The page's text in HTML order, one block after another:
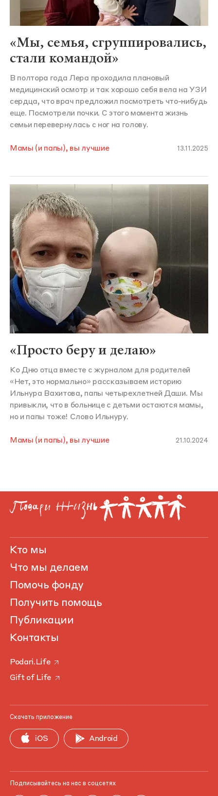
«Мы, семья, сгруппировались,
стали командой»
В полтора года Лера проходила плановый
медицинский осмотр и так хорошо себя вела на УЗИ
сердца, что врач предложил посмотреть что-нибудь
еще. Посмотрели почки. С этого момента жизнь
семьи перевернулась с ног на голову.
Мамы (и папы), вы лучшие 13.11.2025
«Просто беру и делаю»
Ко Дню отца вместе с журналом для родителей
«Нет, это нормально» рассказываем историю
Ильнура Вахитова, папы четырехлетней Даши. Мы
привыкли, что в больнице с детьми остаются мамы,
но и папы тоже! Слово Ильнуру.
Мамы (и папы), вы лучшие 21.10.2024
Кто мы
Что мы делаем
Помочь фонду
Получить помощь
Публикации
Контакты
Podari.Life
Gift of Life
Скачать приложение
iOS Android
Подписывайтесь на нас в соцсетях